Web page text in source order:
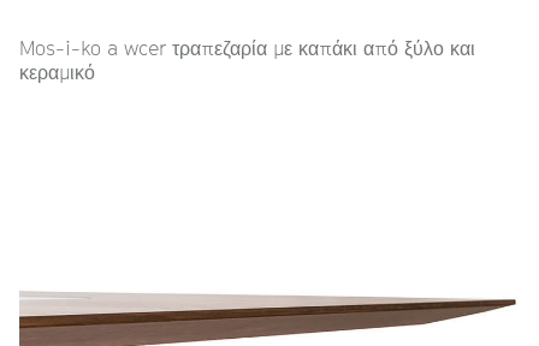
Mos-i-ko a wcer τραπεζαρία με καπάκι από ξύλο και
κεραμικό